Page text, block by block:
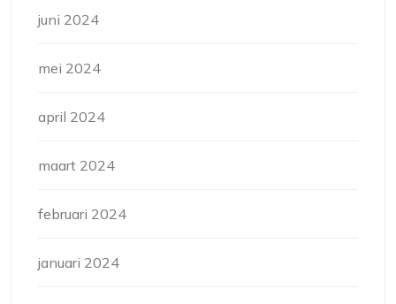
juni 2024
mei 2024
april 2024
maart 2024
februari 2024
januari 2024